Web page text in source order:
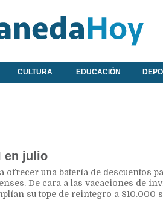
CULTURA EDUCACIÓN
en julio
ofrecer una batería de descuentos
De cara a las vacaciones de
su tope de reintegro a $10.000